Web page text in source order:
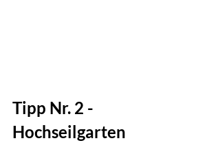
Tipp Nr. 2 -
Hochseilgarten